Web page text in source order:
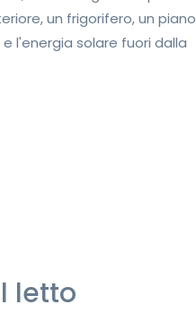
un frigorifero, un piano
l'energia solare fuori dalla
letto